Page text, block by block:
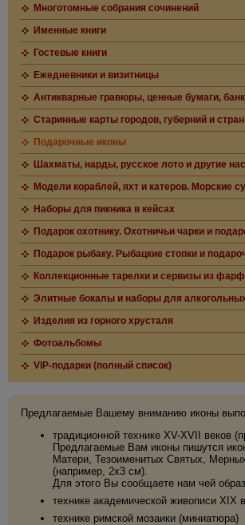
Многотомные собрания сочинений
Именные книги
Гостевые книги
Ежедневники и визитницы
Антикварные гравюры, ценные бумаги,
Старинные карты городов, губерний и стран
Подарочные иконы
Шахматы, нарды, русское лото и другие
Модели кораблей, яхт и катеров. Морские
Наборы для пикника в кейсах
Подарок охотнику. Охотничьи чарки и
Подарок рыбаку. Рыбацкие стопки и
Коллекционные тарелки и сервизы из
Элитные бокалы и наборы для
Изделия из горного хрусталя
Фотоальбомы
VIP-подарки (полный список)
Предлагаемые Вашему вниманию иконы
традиционной технике XV-XVII веков
Предлагаемые Вам иконы пишутся
Матери, Тезоименитых Святых,
(например, 2х3 см).
Для этого Вы сообщаете нам чей
технике академической живописи XIX
технике римской мозаики (миниатюра)